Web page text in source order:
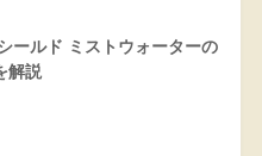
ールド ミストウォーターの
解説